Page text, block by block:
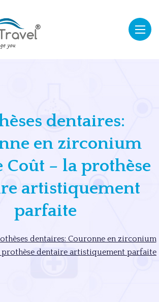
dentaires:
en zirconium
Coût – la prothèse
artistiquement
parfaite
dentaires: Couronne en zirconium
dentaire artistiquement parfaite